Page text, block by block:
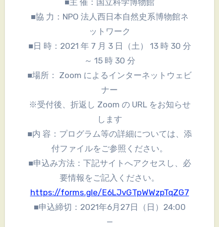
■協 力：NPO 法人西日本自然史系博物館ネ
ットワーク
■日 時：2021 年 7 月 3 日（土） 13 時 30 分
～ 15 時 30 分
■場所： Zoom によるインターネットウェビ
ナー
※受付後、折返し Zoom の URL をお知らせ
します
■内 容：プログラム等の詳細については、添
付ファイルをご参照ください。
■申込み方法：下記サイトへアクセスし、必
要情報をご記入ください。
https://forms.gle/E6LJvGTpWWzpTqZG7
■申込締切：2021年6月27日（日）24:00
—